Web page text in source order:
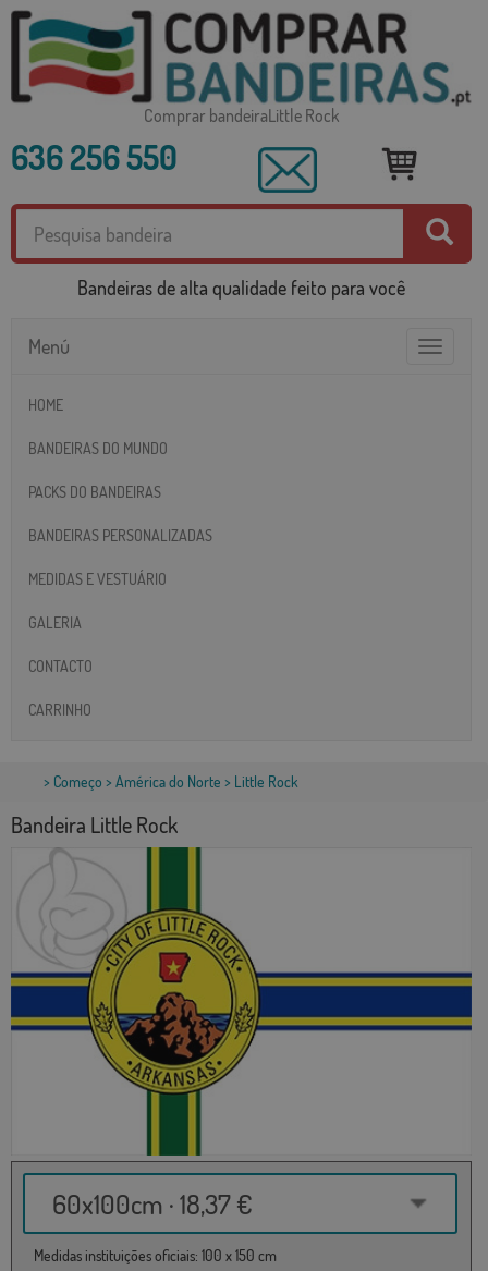
Comprar bandeiraLittle Rock
636 256 550
Bandeiras de alta qualidade feito para você
Toggle
Menú
HOME
BANDEIRAS DO MUNDO
PACKS DO BANDEIRAS
BANDEIRAS PERSONALIZADAS
MEDIDAS E VESTUÁRIO
GALERIA
CONTACTO
CARRINHO
> Começo > América do Norte > Little Rock
Bandeira Little Rock
60x100cm · 18,37 €
Medidas instituições oficiais: 100 x 150 cm